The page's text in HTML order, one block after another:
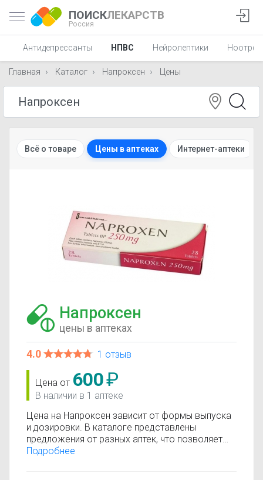
ПОИСКЛЕКАРСТВ
Россия
Антидепрессанты НПВС Нейролептики
Главная Каталог Напроксен Цены
Всё о товаре Цены в аптеках Интернет-аптеки
Напроксен
цены в аптеках
4.0 1 отзыв
Цена от 600₽
В наличии в 1 аптеке
Цена на Напроксен зависит от формы выпуска
и дозировки. В каталоге представлены
предложения от разных аптек, что позволяет
быстро найти, где купить Напроксен по
Подробнее